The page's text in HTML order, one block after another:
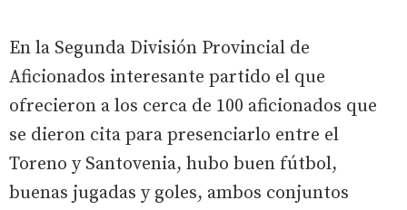
En la Segunda División Provincial de
Aficionados interesante partido el que
ofrecieron a los cerca de 100 aficionados que
se dieron cita para presenciarlo entre el
Toreno y Santovenia, hubo buen fútbol,
buenas jugadas y goles, ambos conjuntos